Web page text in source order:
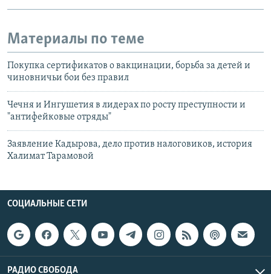
Материалы по теме
Покупка сертификатов о вакцинации, борьба за детей и
чиновничьи бои без правил
Чечня и Ингушетия в лидерах по росту преступности и
"антифейковые отряды"
Заявление Кадырова, дело против налоговиков, история
Халимат Тарамовой
СОЦИАЛЬНЫЕ СЕТИ
РАДИО СВОБОДА